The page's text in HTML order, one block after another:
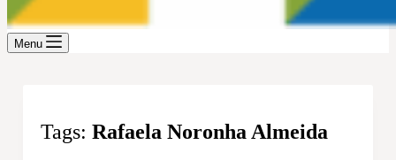
Menu
Tags Rafaela Noronha Almeida